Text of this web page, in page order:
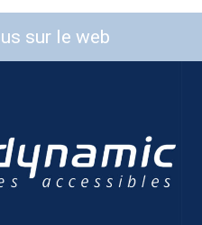
sur le web